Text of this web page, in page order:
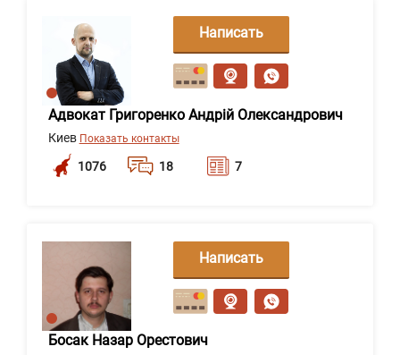
Адвокат Григоренко Андрій Олександрович
Киев Показать контакты
1076 18 7
Написать
сообщение
Босак Назар Орестович
Написать
сообщение